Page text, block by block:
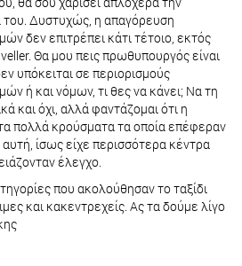
του. Δυστυχώς, η απαγόρευση
δεν επιτρέπει κάτι τέτοιο, εκτός
Θα μου πεις πρωθυπουργός είναι
υπόκειται σε περιορισμούς
ή και νόμων, τι θες να κάνει; Να τη
και όχι, αλλά φαντάζομαι ότι η
πολλά κρούσματα τα οποία επέφεραν
αυτή, ίσως είχε περισσότερα κέντρα
έλεγχο.
που ακολούθησαν το ταξίδι
και κακεντρεχείς. Ας τα δούμε λίγο